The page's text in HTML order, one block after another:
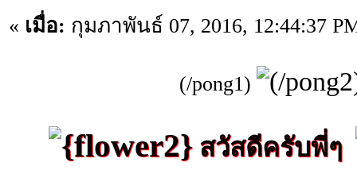
« เมื่อ: กุมภาพันธ์ 07, 2016, 12:44:37
(/pong1)
สวัสดีครับพี่ๆ